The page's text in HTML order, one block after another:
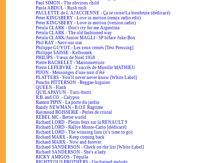
Paul SIMON - The obvious child
Paula ABDUL - Rush rush
PAULETTE de L'AJACCIENNE - Ça se corse/La boudeuse (dédicacé)
Peter KINGSBERY - Love in motion (remix radio edit)
Peter KINGSBERY - Love in motion (version radio)
Petula CLARK - Don't cry for me Argentina
Petula CLARK - The old fashioned way
Petula CLARK/Junior MAGLI - SP biface Juke-Box
Phil RAY - Save our star
Philippe GUYOT - Les yeux cernés [Test Pressing]
Philippe SAISSE - Kelbomek
PHILIPS - Vœux de Noël 1958
Pierre BACHELET - Marionnettiste
Pierre LEFEBVRE - 2 succès de Mireille MATHIEU
PIJON - Mensonges d'une nuit d'été
PLATTERS - You'll never never know [White Label]
Punchs PITTERSON - Reggae-biguine
QUEEN - Flash
QUILAPAYUN - Tutti-frutti
R.B. and CO. - Calypso
Ramon PIPIN - La porte du jardin
Randy NEWMAN - B.O.F. Ragtime
Raymond BOISSERIE - Perles de cristal
REBEL MC - Better world
Richard LORD - Pleins feux sur la RENAULT 9
Richard LORD - Rallye Monte-Carlo [dédicacé]
Richard LORD - The winning lion (it's time to go)
Richard MARX - Keep coming back
Richard MARX - Now and forever
Richard SANDERSON - Check on the list [White Label]
Richard SANDERSON - She's a lady
RICKY AMIGOS - Téquila
RIGHTEOUS BROTHERS - Unchained melody